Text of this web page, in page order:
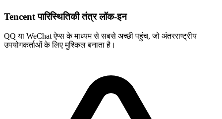
Tencent पारिस्थितिकी तंत्र लॉक-इन
QQ या WeChat ऐप्स के माध्यम से सबसे अच्छी पहुंच, जो अंतरराष्ट्रीय
उपयोगकर्ताओं के लिए मुश्किल बनाता है।